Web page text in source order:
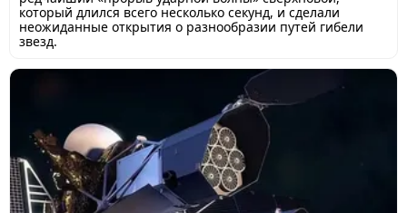
который длился всего несколько секунд, и сделали
неожиданные открытия о разнообразии путей гибели
звезд.